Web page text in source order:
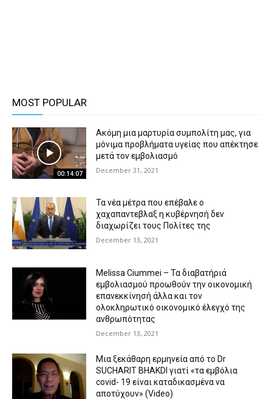
MOST POPULAR
00:14:07
Ακόμη μια μαρτυρία συμπολίτη μας, για
μόνιμα προβλήματα υγείας που απέκτησε
μετά τον εμβολιασμό
December 31, 2021
Τα νέα μέτρα που επέβαλε ο
χαχαπαντεβλαξ η κυβέρνησή δεν
διαχωρίζει τους Πολίτες της
December 13, 2021
Melissa Ciummei – Τα διαβατήριά
εμβολιασμού προωθούν την οικονομική
επανεκκίνησή άλλα και τον
ολοκληρωτικό οικονομικό έλεγχό της
ανθρωπότητας
December 13, 2021
Μια ξεκάθαρη ερμηνεία από το Dr
SUCHARIT BHAKDI γιατί «τα εμβόλια
covid- 19 είναι καταδικασμένα να
αποτύχουν» (Video)